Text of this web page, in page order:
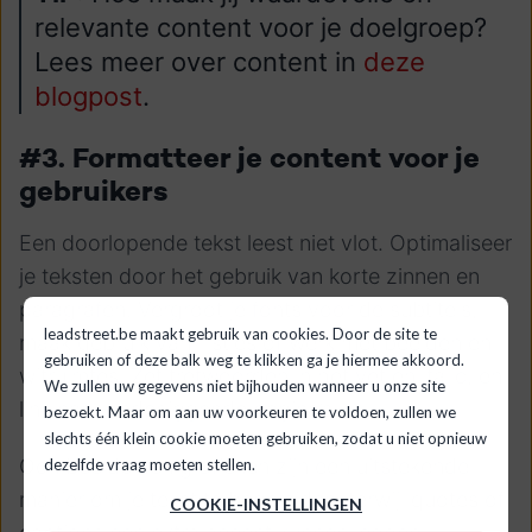
leadstreet.be maakt gebruik van cookies. Door de site te
gebruiken of deze balk weg te klikken ga je hiermee akkoord.
We zullen uw gegevens niet bijhouden wanneer u onze site
bezoekt. Maar om aan uw voorkeuren te voldoen, zullen we
slechts één klein cookie moeten gebruiken, zodat u niet opnieuw
dezelfde vraag moeten stellen.
COOKIE-INSTELLINGEN
relevante content voor je doelgroep?
Lees meer over content in deze
blogpost.
#3. Formatteer je content voor je
gebruikers
Een doorlopende tekst leest niet vlot. Optimaliseer
je teksten door het gebruik van korte zinnen en
paragrafen. Vergroot je fonts voor de subtitels,
maak gebruik van lijstjes of werk met beelden en
witruimtes. Zet trefwoorden in het vet en italic, en
link naar onderliggende pagina’s.
Ook beelden en grafieken zijn een uitstekende
manier om je tekst te begeleiden, terwijl quotes of